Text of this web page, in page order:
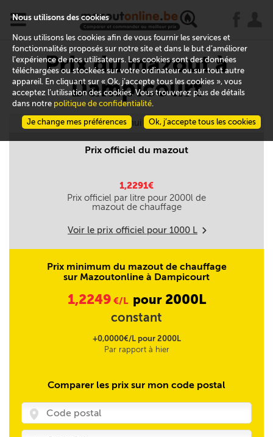
x
Prix du mazout à
Dampicourt
Aujourd'hui le 09/08
Prix officiel du mazout
1,2291€
Prix officiel par litre pour 2000l de
mazout de chauffage
Voir le prix officiel pour 1000 L m
Prix minimum du mazout de chauffage
sur Mazoutonline à Dampicourt
1,2249 €/L pour 2000L
constant
+0,0000€/L pour 2000L
Par rapport à hier
Comparer les prix sur mon code postal
Nous utilisons des cookies
Nous utilisons les cookies afin de vous fournir les services et
fonctionnalités proposés sur notre site et dans le but d’améliorer
l’expérience de nos utilisateurs. Les cookies sont des données
téléchargées ou stockées sur votre ordinateur ou sur tout autre
appareil. En cliquant sur « Ok, j’accepte tous les cookies », vous
acceptez l’utilisation des cookies. Vous trouverez plus de détails
dans notre politique de confidentialité.
Ok, j’accepte tous les cookies
Je change mes préférences